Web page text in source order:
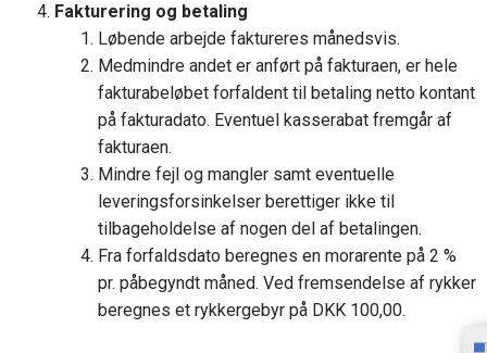
Fakturering og betaling
Løbende arbejde faktureres månedsvis.
Medmindre andet er anført på fakturaen, er hele
fakturabeløbet forfaldent til betaling netto kontant
på fakturadato. Eventuel kasserabat fremgår af
fakturaen.
Mindre fejl og mangler samt eventuelle
leveringsforsinkelser berettiger ikke til
tilbageholdelse af nogen del af betalingen.
Fra forfaldsdato beregnes en morarente på 2 %
pr. påbegyndt måned. Ved fremsendelse af rykker
beregnes et rykkergebyr på DKK 100,00.